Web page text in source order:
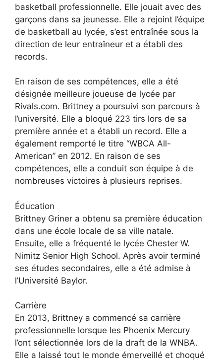
basketball professionnelle. Elle jouait avec des
garçons dans sa jeunesse. Elle a rejoint l’équipe
de basketball au lycée, s’est entraînée sous la
direction de leur entraîneur et a établi des
records.
En raison de ses compétences, elle a été
désignée meilleure joueuse de lycée par
Rivals.com. Brittney a poursuivi son parcours à
l’université. Elle a bloqué 223 tirs lors de sa
première année et a établi un record. Elle a
également remporté le titre “WBCA All-
American” en 2012. En raison de ses
compétences, elle a conduit son équipe à de
nombreuses victoires à plusieurs reprises.
Éducation
Brittney Griner a obtenu sa première éducation
dans une école locale de sa ville natale.
Ensuite, elle a fréquenté le lycée Chester W.
Nimitz Senior High School. Après avoir terminé
ses études secondaires, elle a été admise à
l’Université Baylor.
Carrière
En 2013, Brittney a commencé sa carrière
professionnelle lorsque les Phoenix Mercury
l’ont sélectionnée lors de la draft de la WNBA.
Elle a laissé tout le monde émerveillé et choqué